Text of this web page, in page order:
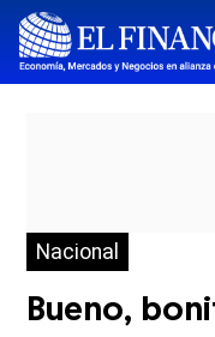
Nacional
Bueno,